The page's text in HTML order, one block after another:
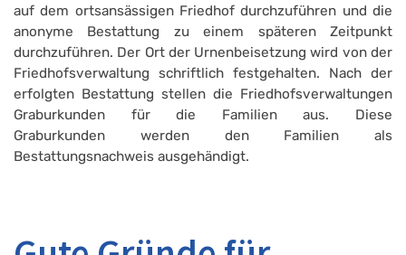
auf dem ortsansässigen Friedhof durchzuführen und die
anonyme Bestattung zu einem späteren Zeitpunkt
durchzuführen. Der Ort der Urnenbeisetzung wird von der
Friedhofsverwaltung schriftlich festgehalten. Nach der
erfolgten Bestattung stellen die Friedhofsverwaltungen
Graburkunden für die Familien aus. Diese
Graburkunden werden den Familien als
Bestattungsnachweis ausgehändigt.